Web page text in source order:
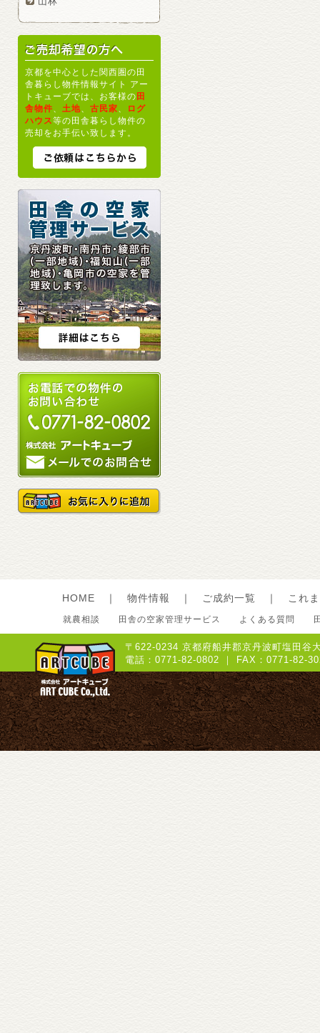
京都を中心とした関西圏の田
舎暮らし物件情報サイト アー
トキューブでは、お客様の田
舎物件
土地 古民家
ログ
ハウス等の田舎暮らし物件の
売却をお手伝い致します。
HOME ｜ 物件情報 ｜ ご成約一覧 ｜ これ
就農相談 田舎の空家管理サービス よくある質問
〒622-0234 京都府船井郡京丹波町塩田谷
電話：0771-82-0802 ｜ FAX：0771-82-